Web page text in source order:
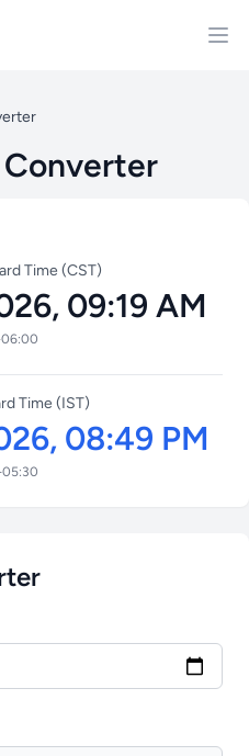
Converter
Time (CST)
09:19 AM
06:00
Time (IST)
08:49 PM